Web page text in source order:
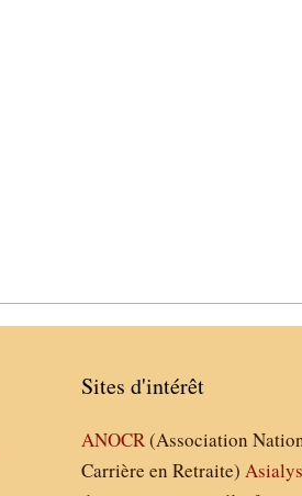
Sites d'intérêt
ANOCR(Association
Carrière en Retraite)